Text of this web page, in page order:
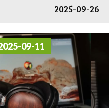
2025-09-26
09-11